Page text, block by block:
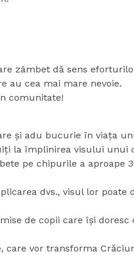
zâmbet dă sens
au cea mai mare nevoie.
comunitate!
și adu bucurie în viața
la împlinirea visului unui
pe chipurile a aproape
dvs., visul lor poate
de copii care își
vor transforma